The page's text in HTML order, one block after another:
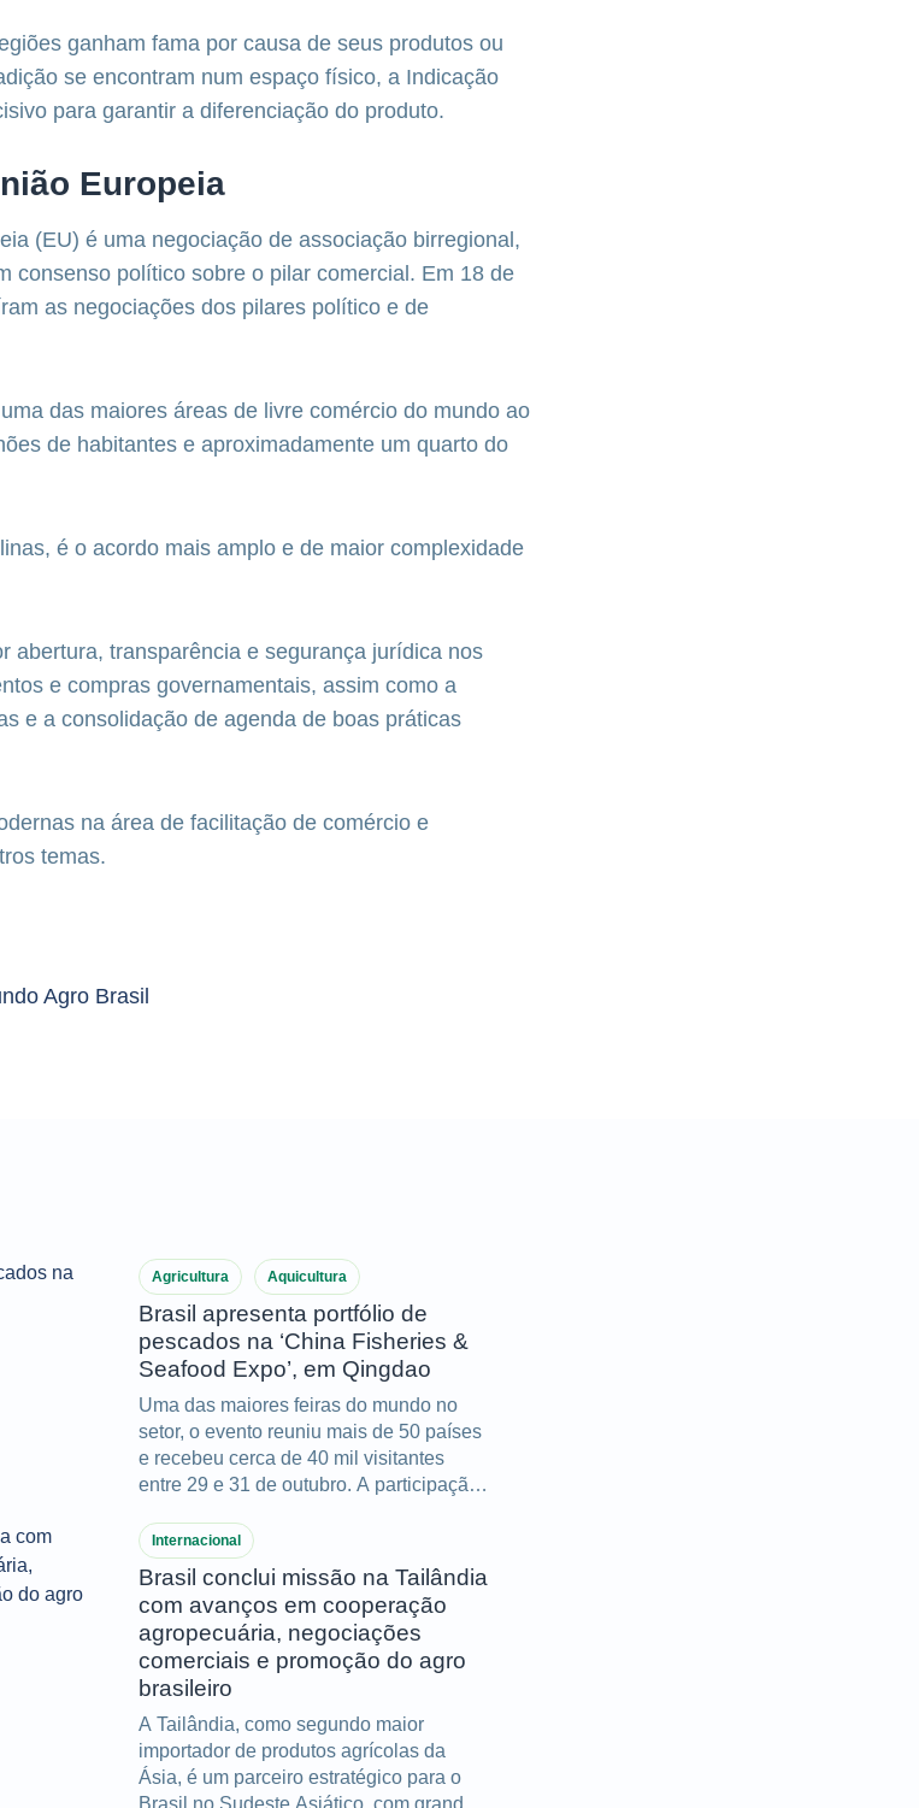
ganham fama por causa de seus produtos ou
se encontram num espaço físico, a Indicação
para garantir a diferenciação do produto.
Europeia
(EU) é uma negociação de associação birregional,
consenso político sobre o pilar comercial. Em 18 de
as negociações dos pilares político e de
das maiores áreas de livre comércio do mundo ao
de habitantes e aproximadamente um quarto do
é o acordo mais amplo e de maior complexidade
abertura, transparência e segurança jurídica nos
e compras governamentais, assim como a
e a consolidação de agenda de boas práticas
na área de facilitação de comércio e
temas.
Agro Brasil
Agricultura Aquicultura
Brasil apresenta portfólio de
pescados na ‘China Fisheries &
Seafood Expo’, em Qingdao
Uma das maiores feiras do mundo no
setor, o evento reuniu mais de 50 países
e recebeu cerca de 40 mil visitantes
entre 29 e 31 de outubro. A participação
do Mapa, ApexBrasil, MPA e Abipesca
Internacional
Brasil conclui missão na Tailândia
com avanços em cooperação
agropecuária, negociações
comerciais e promoção do agro
brasileiro
A Tailândia, como segundo maior
importador de produtos agrícolas da
Ásia, é um parceiro estratégico para o
Brasil no Sudeste Asiático, com grande